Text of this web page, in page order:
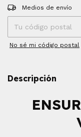
Entregas para el CP:
Medios de envío
No sé mi código postal
Descripción